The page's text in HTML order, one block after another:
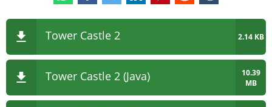
Tower Castle 2 2.14 KB
Tower Castle 2 (Java)
10.39
MB